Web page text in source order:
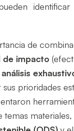
de
de impacto
análisis
prioridades
temas